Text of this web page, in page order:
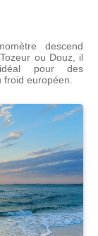
descend
ou Douz, il
pour des
européen.